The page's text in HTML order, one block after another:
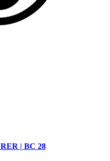
| BC 28